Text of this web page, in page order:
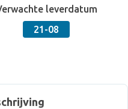
leverdatum
21-08